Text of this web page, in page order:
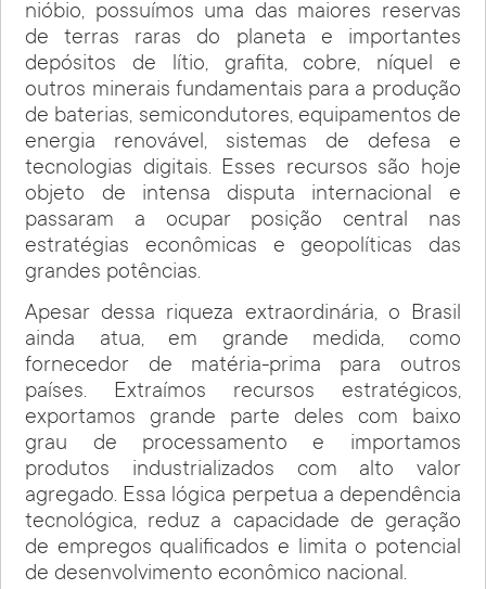
nióbio, possuímos uma das maiores reservas
de terras raras do planeta e importantes
depósitos de lítio, grafita, cobre, níquel e
outros minerais fundamentais para a produção
de baterias, semicondutores, equipamentos de
energia renovável, sistemas de defesa e
tecnologias digitais. Esses recursos são hoje
objeto de intensa disputa internacional e
passaram a ocupar posição central nas
estratégias econômicas e geopolíticas das
grandes potências.
Apesar dessa riqueza extraordinária, o Brasil
ainda atua, em grande medida, como
fornecedor de matéria-prima para outros
países. Extraímos recursos estratégicos,
exportamos grande parte deles com baixo
grau de processamento e importamos
produtos industrializados com alto valor
agregado. Essa lógica perpetua a dependência
tecnológica, reduz a capacidade de geração
de empregos qualificados e limita o potencial
de desenvolvimento econômico nacional.